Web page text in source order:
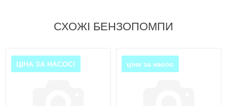
СХОЖІ БЕНЗОПОМПИ
ЦІНА ЗА НАСОС! ціна за насос